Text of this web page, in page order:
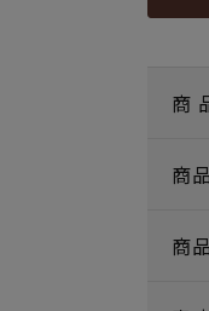
商
商
商